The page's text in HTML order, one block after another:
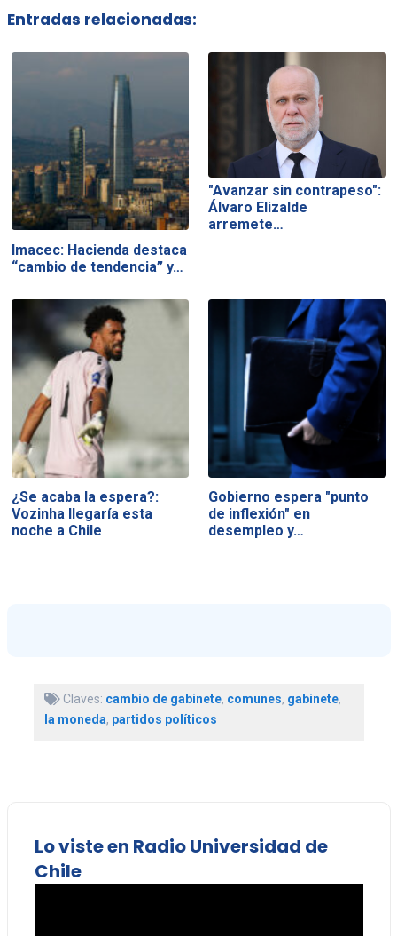
Entradas relacionadas:
Imacec: Hacienda destaca
“cambio de tendencia” y…
"Avanzar sin contrapeso":
Álvaro Elizalde
arremete…
¿Se acaba la espera?:
Vozinha llegaría esta
noche a Chile
Gobierno espera "punto
de inflexión" en
desempleo y…
Claves: cambio de gabinete, comunes, gabinete,
la moneda, partidos políticos
Lo viste en Radio Universidad de
Chile